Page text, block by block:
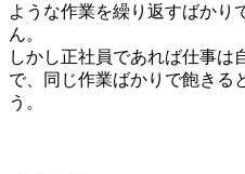
ような作業を繰り返すばかり
ん。
しかし正社員であれば仕事は
で、同じ作業ばかりで飽きる
う。